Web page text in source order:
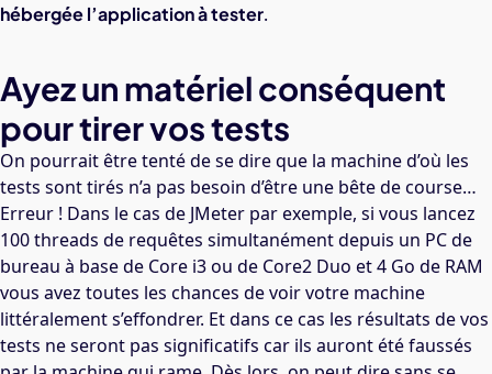
hébergée l’application à tester.
Ayez un matériel conséquent
pour tirer vos tests
On pourrait être tenté de se dire que la machine d’où les
tests sont tirés n’a pas besoin d’être une bête de course…
Erreur ! Dans le cas de JMeter par exemple, si vous lancez
100 threads de requêtes simultanément depuis un PC de
bureau à base de Core i3 ou de Core2 Duo et 4 Go de RAM
vous avez toutes les chances de voir votre machine
littéralement s’effondrer. Et dans ce cas les résultats de vos
tests ne seront pas significatifs car ils auront été faussés